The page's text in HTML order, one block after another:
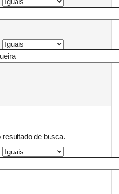
resultado de busca.